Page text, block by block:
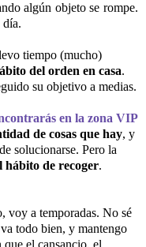
algún objeto se rompe.
día.
tiempo (mucho)
del orden en casa.
su objetivo a medias.
en la zona VIP
de cosas que hay, y
solucionarse. Pero la
hábito de recoger.
voy a temporadas. No sé
todo bien, y mantengo